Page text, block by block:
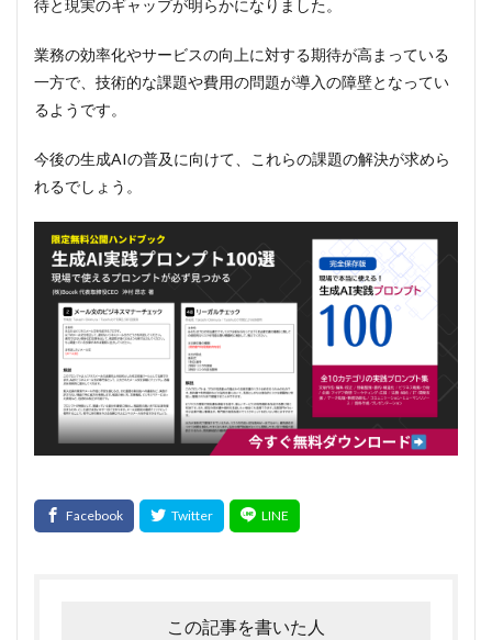
待と現実のギャップが明らかになりました。
業務の効率化やサービスの向上に対する期待が高まっている
一方で、技術的な課題や費用の問題が導入の障壁となってい
るようです。
今後の生成AIの普及に向けて、これらの課題の解決が求めら
れるでしょう。
この記事を書いた人